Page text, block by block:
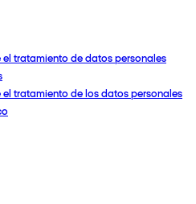
tratamiento de datos personales
tratamiento de los datos personales